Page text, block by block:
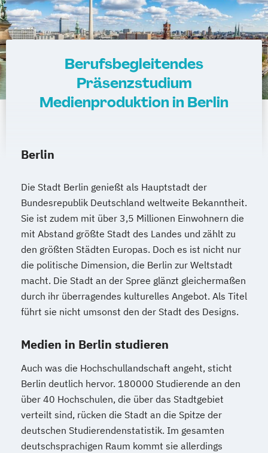
Berufsbegleitendes
Präsenzstudium
Medienproduktion in Berlin
Berlin
Die Stadt Berlin genießt als Hauptstadt der
Bundesrepublik Deutschland weltweite Bekanntheit.
Sie ist zudem mit über 3,5 Millionen Einwohnern die
mit Abstand größte Stadt des Landes und zählt zu
den größten Städten Europas. Doch es ist nicht nur
die politische Dimension, die Berlin zur Weltstadt
macht. Die Stadt an der Spree glänzt gleichermaßen
durch ihr überragendes kulturelles Angebot. Als Titel
führt sie nicht umsonst den der Stadt des Designs.
Medien in Berlin studieren
Auch was die Hochschullandschaft angeht, sticht
Berlin deutlich hervor. 180000 Studierende an den
über 40 Hochschulen, die über das Stadtgebiet
verteilt sind, rücken die Stadt an die Spitze der
deutschen Studierendenstatistik. Im gesamten
deutschsprachigen Raum kommt sie allerdings